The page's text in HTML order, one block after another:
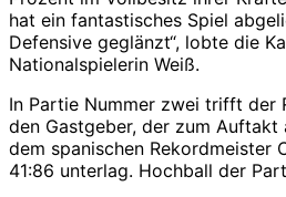
hat ein fantastisches Spiel
Defensive geglänzt“, lobte die
Nationalspielerin Weiß.
In Partie Nummer zwei trifft der
den Gastgeber, der zum Auftakt
dem spanischen Rekordmeister
41:86 unterlag. Hochball der